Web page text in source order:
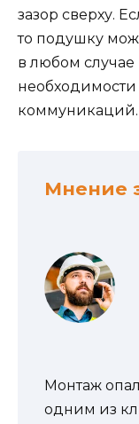
зазор сверху.
то подушку
в любом
коммуникаций.
Мнение
Монтаж
одним из